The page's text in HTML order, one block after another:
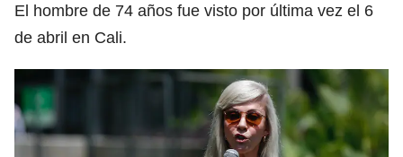
El hombre de 74 años fue visto por última vez el 6
de abril en Cali.